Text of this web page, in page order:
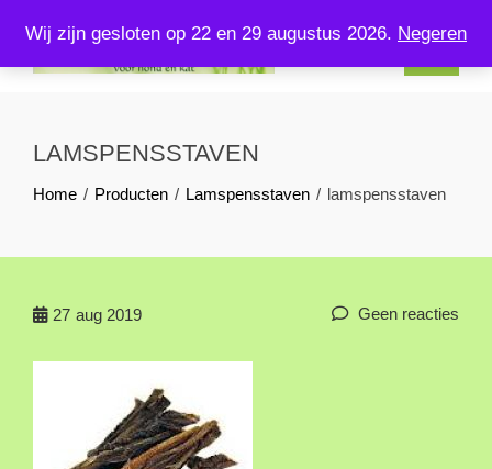
Wij zijn gesloten op 22 en 29 augustus 2026. Negeren
contentKOMPLEETVERSVOERENZO.NL
U kunt bij ons terecht voor kompleet vers voer voor uw hond en
LAMSPENSSTAVEN
Home Producten Lamspensstaven lamspensstaven
27 aug 2019 Geen reacties